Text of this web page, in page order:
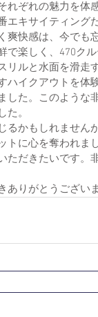
れぞれの魅力を体
エキサイティング
爽快感は、今でも
で楽しく、470ク
リルと水面を滑走
ハイクアウトを体
した。このような
。
るかもしれません
トに心を奪われま
ただきたいです。
ありがとうござい